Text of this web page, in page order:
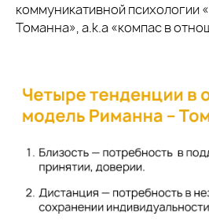
коммуникативной психологии
Томанна», a.k.a «компас в